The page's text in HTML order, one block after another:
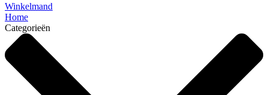
Winkelmand
Home
Categorieën